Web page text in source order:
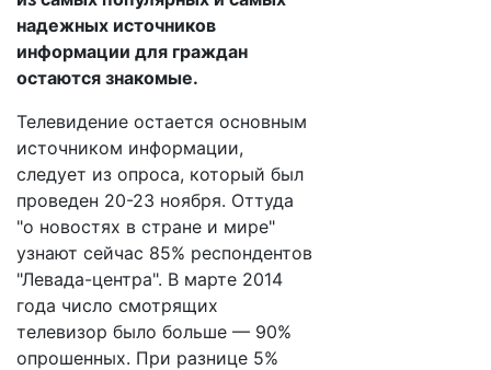
надежных источников
информации для граждан
остаются знакомые.
Телевидение остается основным
источником информации,
следует из опроса, который был
проведен 20-23 ноября. Оттуда
"о новостях в стране и мире"
узнают сейчас 85% респондентов
"Левада-центра". В марте 2014
года число смотрящих
телевизор было больше — 90%
опрошенных. При разнице 5%